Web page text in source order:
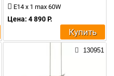
E14 x 1 max 60W
Цена: 4 890 Р.
Купить
130951